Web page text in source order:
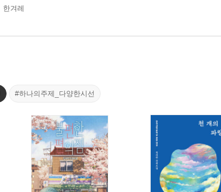
한겨레
#하나의주제_다양한시선